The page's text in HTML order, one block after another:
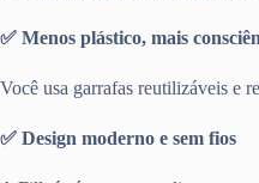
✅ Menos plástico, mais
Você usa garrafas reutilizáveis e
✅ Design moderno e sem fios